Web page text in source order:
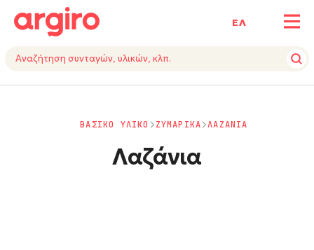
ΕΛ
ΒΑΣΙΚΟ ΥΛΙΚΟ ΖΥΜΑΡΙΚΑ ΛΑΖΑΝΙΑ
Λαζάνια